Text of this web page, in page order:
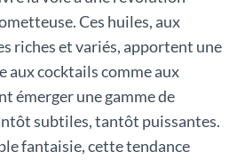
Ces huiles, aux
riches et variés, apportent une
aux cocktails comme aux
émerger une gamme de
subtiles, tantôt puissantes.
fantaisie, cette tendance